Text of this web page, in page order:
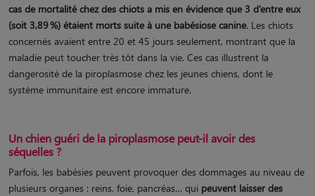
cas de mortalité chez des chiots a mis en évidence que 3 d’entre eux
(soit 3,89%) étaient morts suite à une babésiose canine. Les chiots
concernés avaient entre 20 et 45 jours seulement, montrant que la
maladie peut toucher très tôt dans la vie. Ces cas illustrent la
dangerosité de la piroplasmose chez les jeunes chiens, dont le
système immunitaire est encore immature.
Un chien guéri de la piroplasmose peut-il avoir des
séquelles ?
Parfois, les babésies peuvent provoquer des dommages au niveau de
plusieurs organes : reins, foie, pancréas… qui peuvent laisser des